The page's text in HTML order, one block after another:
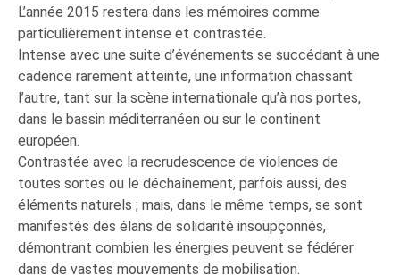
L’année 2015 restera dans les mémoires comme
particulièrement intense et contrastée.
Intense avec une suite d’événements se succédant à une
cadence rarement atteinte, une information chassant
l’autre, tant sur la scène internationale qu’à nos portes,
dans le bassin méditerranéen ou sur le continent
européen.
Contrastée avec la recrudescence de violences de
toutes sortes ou le déchaînement, parfois aussi, des
éléments naturels ; mais, dans le même temps, se sont
manifestés des élans de solidarité insoupçonnés,
démontrant combien les énergies peuvent se fédérer
dans de vastes mouvements de mobilisation.